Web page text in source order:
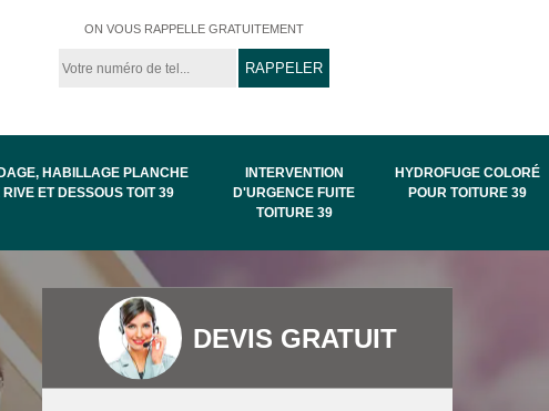
ON VOUS RAPPELLE GRATUITEMENT
HABILLAGE PLANCHE
RIVE ET DESSOUS TOIT 39
INTERVENTION
D'URGENCE FUITE
TOITURE 39
HYDROFUGE COLORÉ
POUR TOITURE 39
et
de
39
Hydrofuge coloré
pour toiture 39
d'urgence fuite
DEVIS GRATUIT